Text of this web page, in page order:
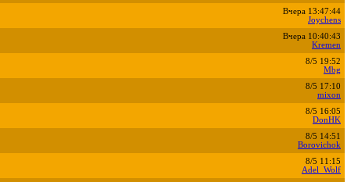
Вчера 13:47:44
Joychens
Вчера 10:40:43
Kremen
8/5 19:52
Mbg
8/5 17:10
mixon
8/5 16:05
DonHK
8/5 14:51
Borovichok
8/5 11:15
Adel_Wolf